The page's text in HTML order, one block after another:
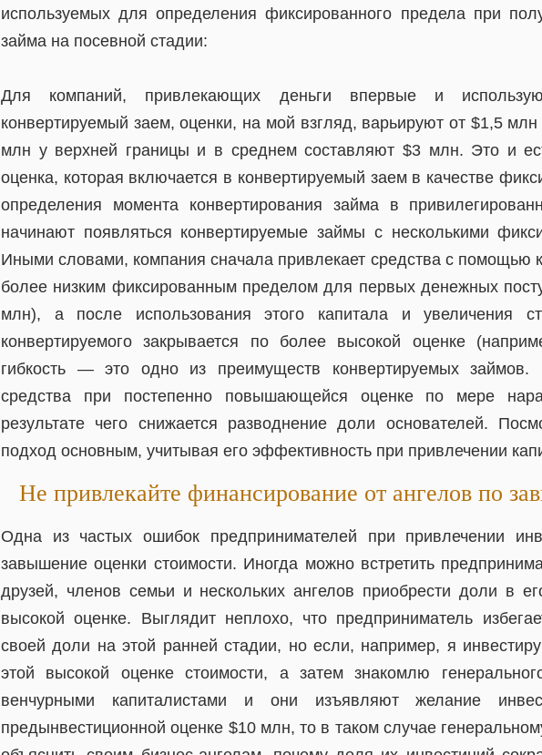
используемых для определения фиксированного предела при
займа на посевной стадии:
Для компаний, привлекающих деньги впервые и
конвертируемый заем, оценки, на мой взгляд, варьируют от $1,5
млн у верхней границы и в среднем составляют $3 млн. Это и
оценка, которая включается в конвертируемый заем в качестве
определения момента конвертирования займа в
начинают появляться конвертируемые займы с несколькими
Иными словами, компания сначала привлекает средства с помощью
более низким фиксированным пределом для первых денежных
млн), а после использования этого капитала и увеличения
конвертируемого закрывается по более высокой оценке
гибкость — это одно из преимуществ конвертируемых займов.
средства при постепенно повышающейся оценке по мере
результате чего снижается разводнение доли основателей.
подход основным, учитывая его эффективность при привлечении
Не привлекайте финансирование от ангелов по
Одна из частых ошибок предпринимателей при привлечении
завышение оценки стоимости. Иногда можно встретить
друзей, членов семьи и нескольких ангелов приобрести доли в
высокой оценке. Выглядит неплохо, что предприниматель
своей доли на этой ранней стадии, но если, например, я
этой высокой оценке стоимости, а затем знакомлю
венчурными капиталистами и они изъявляют желание
предынвестиционной оценке $10 млн, то в таком случае